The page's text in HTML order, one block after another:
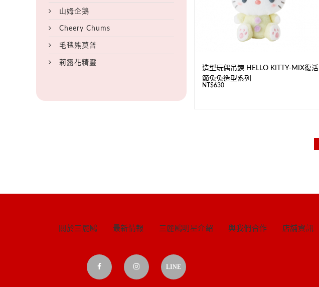
造型玩偶吊鍊 HELLO KITTY-MIX復活
節兔兔造型系列
NT$630
山姆企鵝
Cheery Chums
毛毯熊莫普
莉露花精靈
關於三麗鷗 最新情報 三麗鷗明星介紹 與我們合作 店舖資訊